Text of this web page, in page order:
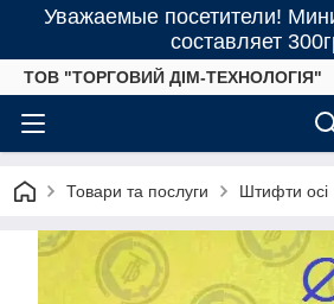
Уважаемые посетители!
составляет
ТОВ "ТОРГОВИЙ ДІМ-ТЕХНОЛОГІЯ"
Товари та послуги Штифти осі